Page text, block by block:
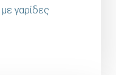
γαρίδες